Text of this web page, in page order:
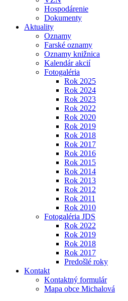
Hospodárenie
Dokumenty
Aktuality
Oznamy
Farské oznamy
Oznamy knižnica
Kalendár akcií
Fotogaléria
Rok 2025
Rok 2024
Rok 2023
Rok 2022
Rok 2020
Rok 2019
Rok 2018
Rok 2017
Rok 2016
Rok 2015
Rok 2014
Rok 2013
Rok 2012
Rok 2011
Rok 2010
Fotogaléria JDS
Rok 2022
Rok 2019
Rok 2018
Rok 2017
Predošlé roky
Kontakt
Kontaktný formulár
Mapa obce Michalová